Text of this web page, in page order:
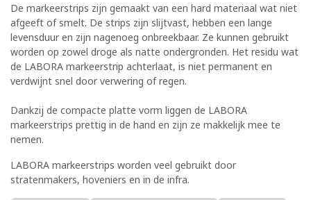
De markeerstrips zijn gemaakt van een hard materiaal wat niet
afgeeft of smelt. De strips zijn slijtvast, hebben een lange
levensduur en zijn nagenoeg onbreekbaar. Ze kunnen gebruikt
worden op zowel droge als natte ondergronden. Het residu wat
de LABORA markeerstrip achterlaat, is niet permanent en
verdwijnt snel door verwering of regen.
Dankzij de compacte platte vorm liggen de LABORA
markeerstrips prettig in de hand en zijn ze makkelijk mee te
nemen.
LABORA markeerstrips worden veel gebruikt door
stratenmakers, hoveniers en in de infra.